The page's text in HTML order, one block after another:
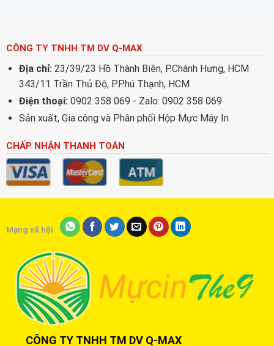
CÔNG TY TNHH TM DV Q-MAX
Địa chỉ: 23/39/23 Hồ Thành Biên, P.Chánh Hưng, HCM
343/11 Trần Thủ Độ, P.Phú Thạnh, HCM
Điện thoại: 0902 358 069 - Zalo: 0902 358 069
Sản xuất, Gia công và Phân phối Hộp Mực Máy In
CHẤP NHẬN THANH TOÁN
Mạng xã hội
CÔNG TY TNHH TM DV Q-MAX